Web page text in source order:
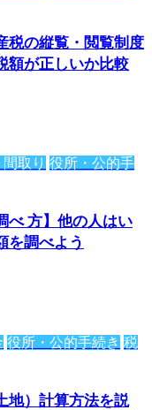
税の縦覧・閲覧制度
額が正しいか比較
取り 役所・公的手
べ 方】他の人はい
を調べよう
役所・公的手続き 税
地）計算方法を説